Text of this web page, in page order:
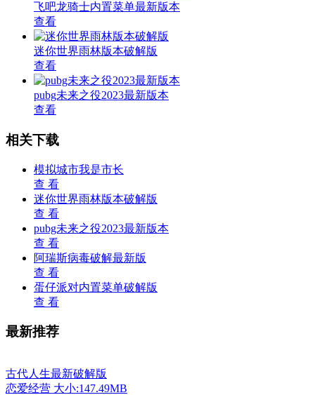
飞吧龙骑士内置菜单最新版本
查看
迷你世界雨林版本破解版
查看
pubg未来之役2023最新版本
查看
相关下载
模拟城市我是市长
查 看
迷你世界雨林版本破解版
查 看
pubg未来之役2023最新版本
查 看
阿瑞斯病毒破解最新版
查 看
蛋仔派对内置菜单破解版
查 看
最新推荐
古代人生最新破解版
恋爱经营 大小:147.49MB